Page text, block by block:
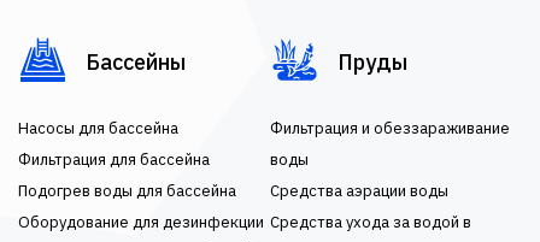
Бассейны
Насосы для бассейна
Фильтрация для бассейна
Подогрев воды для бассейна
Оборудование для дезинфекции
Пруды
Фильтрация и обеззараживание
воды
Средства аэрации воды
Средства ухода за водой в